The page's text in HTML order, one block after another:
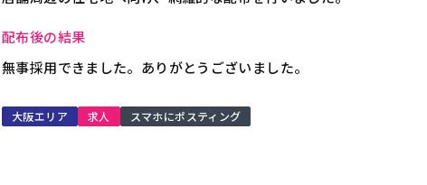
配布後の結果
無事採用できました。ありがとうございました。
大阪エリア 求人 スマホにポスティング